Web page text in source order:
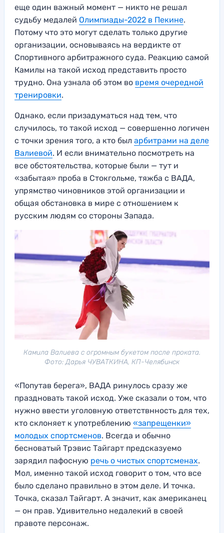
еще один важный момент — никто не решал
судьбу медалей Олимпиады-2022 в Пекине.
Потому что это могут сделать только другие
организации, основываясь на вердикте от
Спортивного арбитражного суда. Реакцию самой
Камилы на такой исход представить просто
трудно. Она узнала об этом во время очередной
тренировки.
Однако, если призадуматься над тем, что
случилось, то такой исход — совершенно логичен
с точки зрения того, а кто был арбитрами на деле
Валиевой. И если внимательно посмотреть на
все обстоятельства, которые были — тут и
«забытая» проба в Стокгольме, тяжба с ВАДА,
упрямство чиновников этой организации и
общая обстановка в мире с отношением к
русским людям со стороны Запада.
Камила Валиева с огромным букетом после проката.
Фото: Дарья ЧУВАТКИНА, КП-Челябинск
«Попутав берега», ВАДА ринулось сразу же
праздновать такой исход. Уже сказали о том, что
нужно ввести уголовную ответствнность для тех,
кто склоняет к употреблению «запрещенки»
молодых спортсменов. Всегда и обычно
бесноватый Трэвис Тайгарт предсказуемо
зарядил пафосную речь о чистых спортсменах.
Мол, именно такой исход говорит о том, что все
было сделано правильно в этом деле. И точка.
Точка, сказал Тайгарт. А значит, как американец
— он прав. Удивительно недалекий в своей
правоте персонаж.